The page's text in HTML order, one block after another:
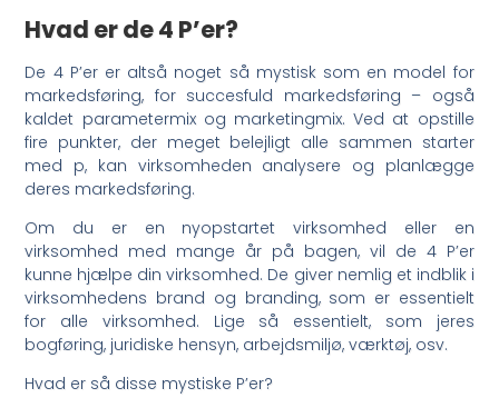
Hvad er de 4 P’er?
De 4 P’er er altså noget så mystisk som en model for
markedsføring, for succesfuld markedsføring – også
kaldet parametermix og marketingmix. Ved at opstille
fire punkter, der meget belejligt alle sammen starter
med p, kan virksomheden analysere og planlægge
deres markedsføring.
Om du er en nyopstartet virksomhed eller en
virksomhed med mange år på bagen, vil de 4 P’er
kunne hjælpe din virksomhed. De giver nemlig et indblik i
virksomhedens brand og branding, som er essentielt
for alle virksomhed. Lige så essentielt, som jeres
bogføring, juridiske hensyn, arbejdsmiljø, værktøj, osv.
Hvad er så disse mystiske P’er?